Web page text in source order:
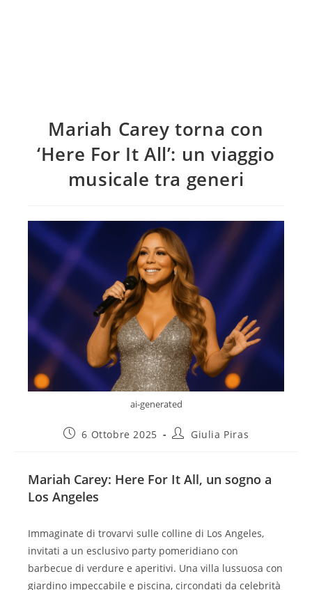
Mariah Carey torna con
‘Here For It All’: un viaggio
musicale tra generi
ai-generated
6 Ottobre 2025 Giulia Piras
Mariah Carey: Here For It All, un sogno a
Los Angeles
Immaginate di trovarvi sulle colline di Los Angeles,
invitati a un esclusivo party pomeridiano con
barbecue di verdure e aperitivi. Una villa lussuosa con
giardino impeccabile e piscina, circondati da celebrità